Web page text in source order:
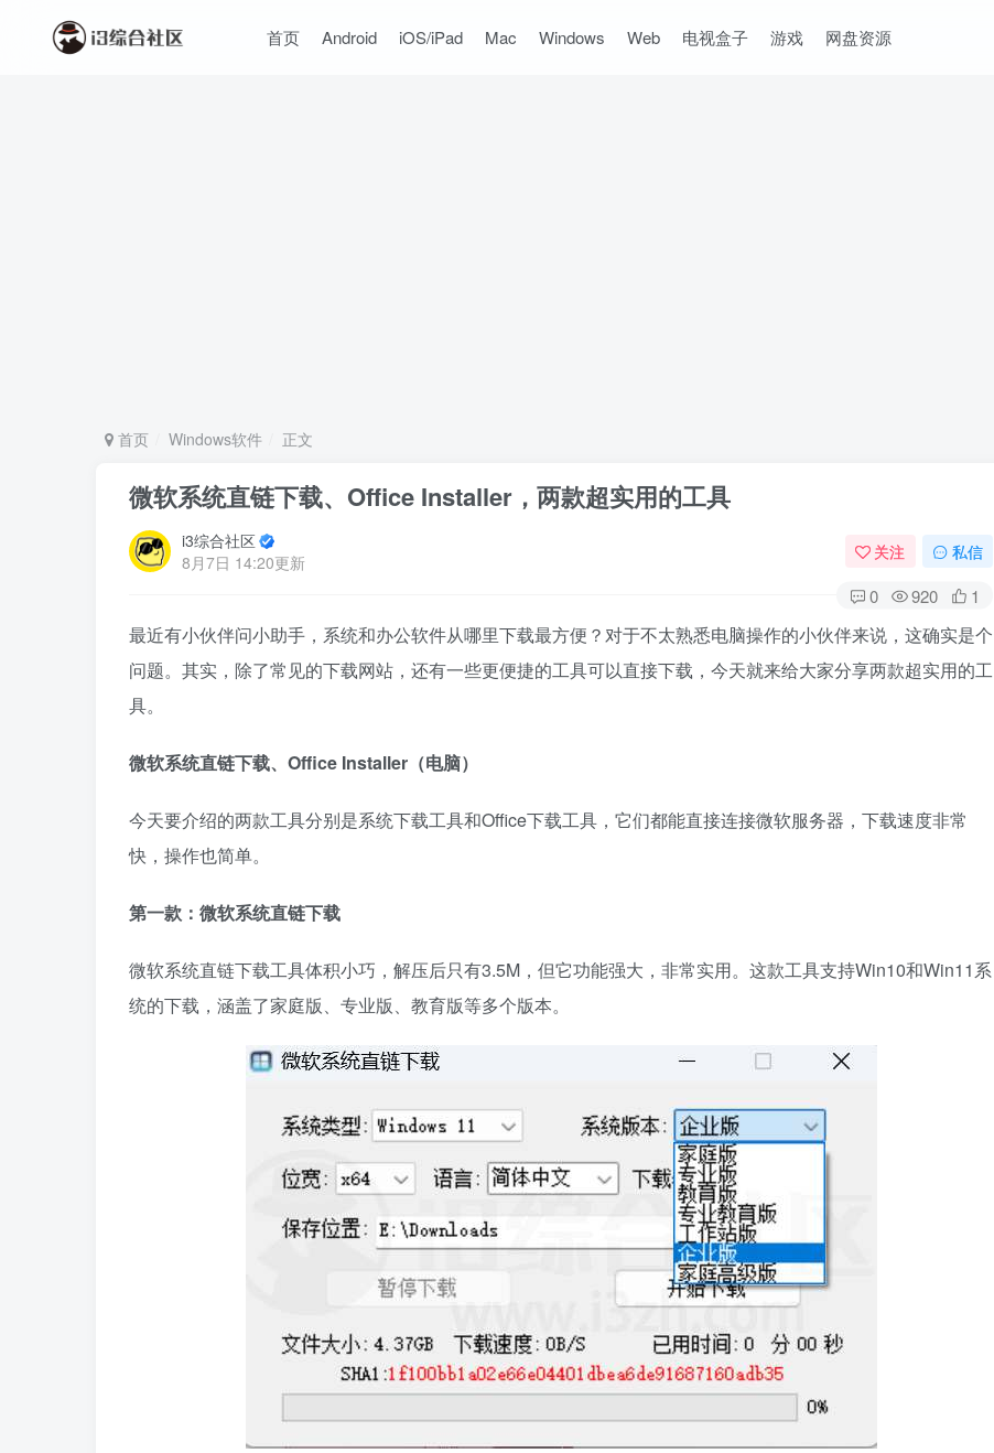
首页 Android iOS/iPad Mac Windows Web 电视盒子 游戏 网盘资源
首页 Windows软件 正文
微软系统直链下载、Office Installer，两款超实用的工具
i3综合社区
8月7日 14:20更新
关注 私信
0 920 1
最近有小伙伴问小助手，系统和办公软件从哪里下载最方便？对于不太熟悉电脑操作的小伙伴来说，这确实是个
问题。其实，除了常见的下载网站，还有一些更便捷的工具可以直接下载，今天就来给大家分享两款超实用的工
具。
微软系统直链下载、Office Installer（电脑）
今天要介绍的两款工具分别是系统下载工具和Office下载工具，它们都能直接连接微软服务器，下载速度非常
快，操作也简单。
第一款：微软系统直链下载
微软系统直链下载工具体积小巧，解压后只有3.5M，但它功能强大，非常实用。这款工具支持Win10和Win11系
统的下载，涵盖了家庭版、专业版、教育版等多个版本。